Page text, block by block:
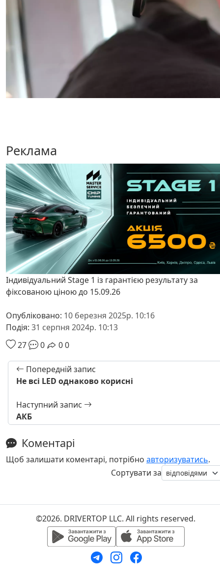
Реклама
Індивідуальний Stage 1 із гарантією результату за
фіксованою ціною до 15.09.26
Опубліковано: 10 березня 2025р. 10:16
Подія: 31 серпня 2024р. 10:13
27
0 00
Попередній запис
Не всі LED однаково корисні
Наступний запис
АКБ
Коментарі
Щоб залишати коментарі, потрібно авторизуватись.
Сортувати за
©2026. DRIVERTOP LLC. All rights reserved.